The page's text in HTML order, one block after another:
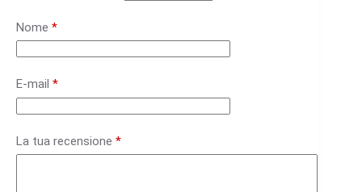
Nome *
E-mail *
La tua recensione *